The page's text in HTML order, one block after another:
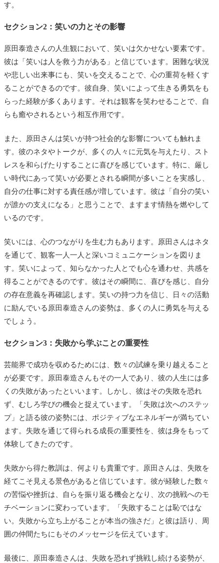
す。
セクション2：笑いの力とその影響
原田泰造さんの人生観において、笑いは欠かせない要素です。
彼は「笑いは人を救う力がある」と信じています。困難な状況
や悲しい出来事にも、笑いを交えることで、心の重荷を軽くす
ることができるのです。彼自身、笑いによって生きる勇気をも
らった経験が多くあります。それは観客を笑わせることで、自
らも癒やされるという相互作用です。
また、原田さんは笑いが持つ社会的な影響についても触れま
す。彼のネタやトークが、多くの人々に元気を与えたり、スト
レスを和らげたりすることに喜びを感じています。特に、厳し
い時代にあって笑いが必要とされる瞬間が多いことを実感し、
自分の仕事に対する責任感が増しています。彼は「自分の笑い
が誰かの支えになる」と思うことで、ますます情熱を燃やして
いるのです。
笑いには、心のつながりを生む力もあります。原田さんはネタ
を通じて、観客一人一人と深いコミュニケーションを図りま
す。笑いによって、知らなかった人とでも心を通わせ、共感を
得ることができるのです。彼はその瞬間に、喜びを感じ、自分
の存在意義を再確認します。笑いの持つ力を信じ、日々の活動
に励んでいる原田泰造さんの姿勢は、多くの人に勇気を与える
でしょう。
セクション3：失敗から学ぶことの重要性
芸能界で成功を収めるためには、数々の試練を乗り越えること
が必要です。原田泰造さんもその一人であり、彼の人生には多
くの失敗があったといいます。しかし、彼はその失敗を恐れ
ず、むしろ学びの機会と捉えています。「失敗は次へのステッ
プ」と語る彼の姿勢には、ポジティブなエネルギーが満ちてい
ます。失敗を通じて得られる成長の重要性を、彼は身をもって
体験してきたのです。
失敗から得た教訓は、何よりも貴重です。原田さんは、失敗を
経てこそ見える景色があると信じています。彼が経験した数々
の苦悩や挫折は、自らを振り返る機会となり、次の挑戦へのモ
チベーションに変わっています。「失敗することは恥ではな
い。失敗から立ち上がることが本当の強さだ」と彼は語り、周
囲の仲間たちにもそのメッセージを伝えています。
最後に、原田泰造さんは、失敗を恐れず挑戦し続ける姿勢が、